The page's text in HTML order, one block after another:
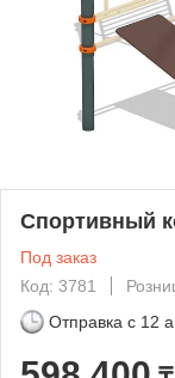
Спортивный
Под заказ
Код: 3781
Отправка с 12